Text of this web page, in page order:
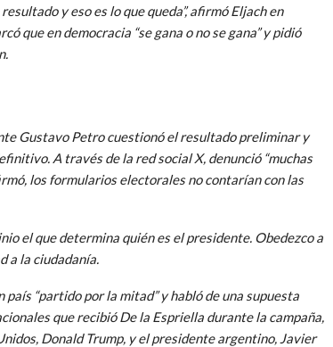
y eso es lo que queda”, afirmó Eljach en
que en democracia “se gana o no se gana” y pidió
Gustavo Petro cuestionó el resultado preliminar y
A través de la red social X, denunció “muchas
los formularios electorales no contarían con las
el que determina quién es el presidente. Obedezco a
a la ciudadanía.
“partido por la mitad” y habló de una supuesta
que recibió De la Espriella durante la campaña,
Donald Trump, y el presidente argentino, Javier